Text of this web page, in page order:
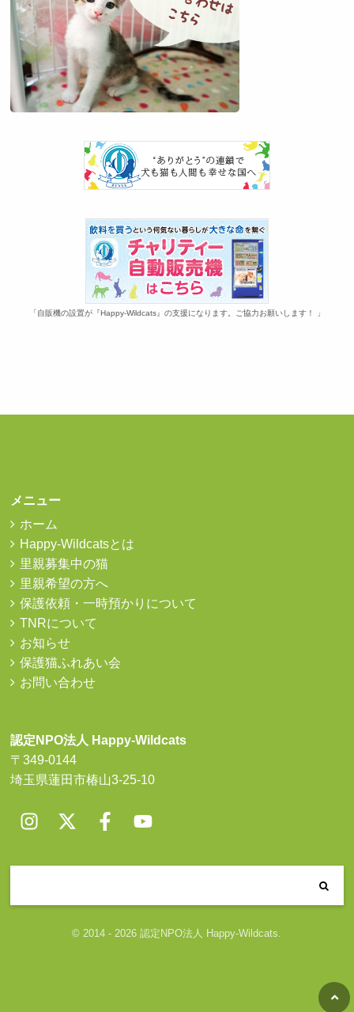
「自販機の設置が『Happy-Wildcats』の支援になります。ご協力お願いします！ 」
メニュー
ホーム
Happy-Wildcatsとは
里親募集中の猫
里親希望の方へ
保護依頼・一時預かりについて
TNRについて
お知らせ
保護猫ふれあい会
お問い合わせ
認定NPO法人 Happy-Wildcats
〒349-0144
埼玉県蓮田市椿山3-25-10
© 2014 - 2026 認定NPO法人 Happy-Wildcats.